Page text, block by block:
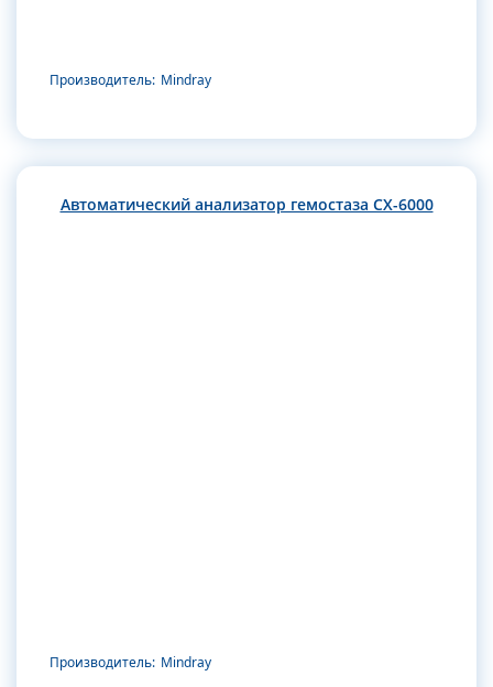
Производитель: Mindray
Автоматический анализатор гемостаза CX-6000
Производитель: Mindray